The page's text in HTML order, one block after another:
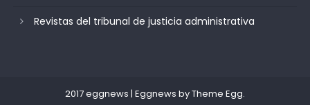
Revistas del tribunal de justicia administrativa
2017 eggnews | Eggnews byTheme Egg.